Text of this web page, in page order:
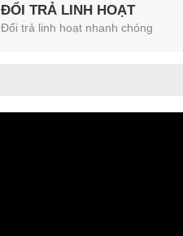
ĐỔI TRẢ LINH HOẠT
Đổi trả linh hoạt nhanh chóng